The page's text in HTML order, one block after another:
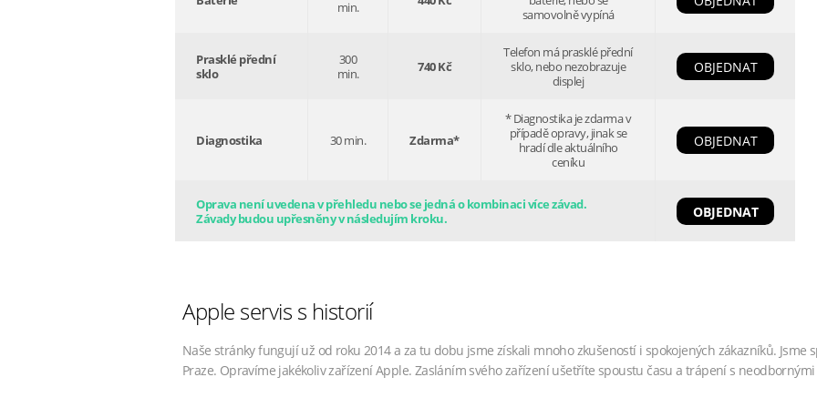
min.
samovolně vypíná
Prasklé přední
sklo
300
min.
740 Kč
Telefon má prasklé přední
sklo, nebo nezobrazuje
displej
OBJEDNAT
Diagnostika 30 min. Zdarma*
* Diagnostika je zdarma v
případě opravy, jinak se
hradí dle aktuálního
ceníku
OBJEDNAT
Oprava není uvedena v přehledu nebo se jedná o kombinaci více závad.
Závady budou upřesněny v následujím kroku.
OBJEDNAT
Apple servis s historií
Naše stránky fungují už od roku 2014 a za tu dobu jsme získali mnoho zkušeností i spokojených zákazníků. Jsme
Praze. Opravíme jakékoliv zařízení Apple. Zasláním svého zařízení ušetříte spoustu času a trápení s neodbornými